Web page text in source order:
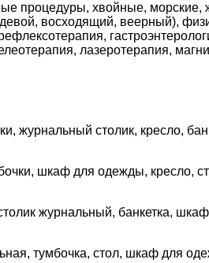
процедуры, хвойные, морские,
восходящий, веерный),
лазеротерапия,
журнальный столик, кресло,
шкаф для одежды, кресло,
журнальный, банкетка,
тумбочка, стол, шкаф для